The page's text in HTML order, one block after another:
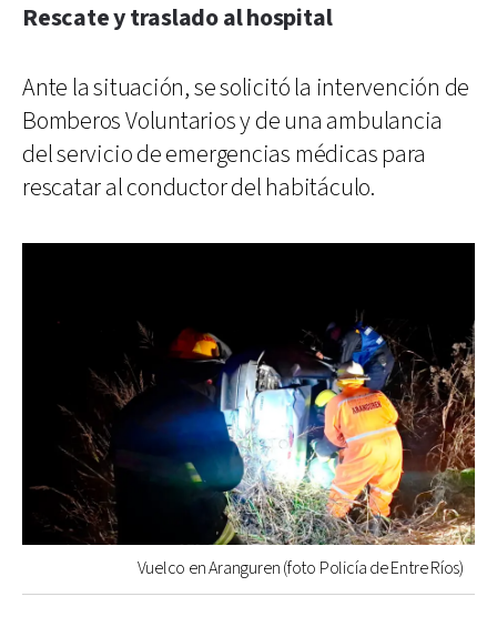
Rescate y traslado al hospital
Ante la situación, se solicitó la intervención de
Bomberos Voluntarios y de una ambulancia
del servicio de emergencias médicas para
rescatar al conductor del habitáculo.
Vuelco en Aranguren (foto Policía de Entre Ríos)